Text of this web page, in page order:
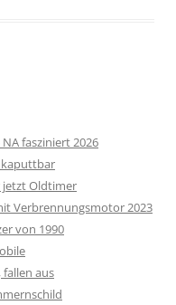
fasziniert 2026
jetzt Oldtimer
Verbrennungsmotor 2023
von 1990
aus